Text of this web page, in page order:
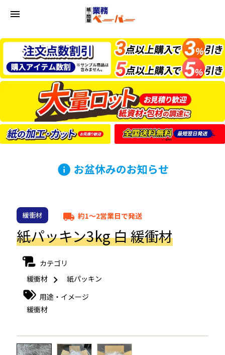
menu
info お盆休みのお知らせ
緩衝材 local_shipping 約1～2営業日で発送
紙パッキン3kg 白 緩衝材
カテゴリ
緩衝材
紙パッキン
用途・イメージ
緩衝材
← →